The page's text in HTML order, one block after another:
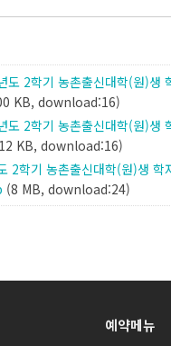
도 2학기 농촌출신대학(원)생
KB, download:16)
도 2학기 농촌출신대학(원)생
KB, download:16)
2학기 농촌출신대학(원)생 학
(8 MB, download:24)
예약메뉴